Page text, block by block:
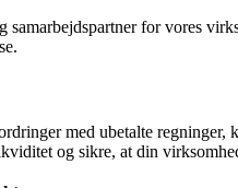
for vores
med ubetalte
og sikre, at din